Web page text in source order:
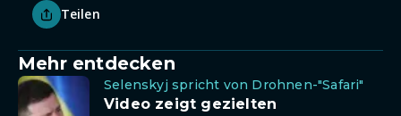
Teilen
Mehr entdecken
Selenskyj spricht von Drohnen-"Safari"
Video zeigt gezielten